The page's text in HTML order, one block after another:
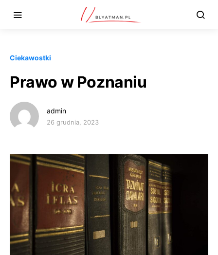
Ciekawostki
Prawo w Poznaniu
admin
26 grudnia, 2023